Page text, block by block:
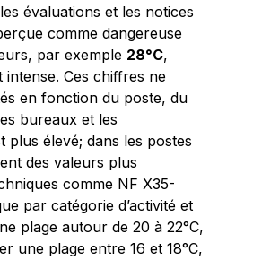
évaluations et les notices
comme dangereuse
par exemple 28°C,
intense. Ces chiffres ne
en fonction du poste, du
bureaux et les
plus élevé; dans les postes
des valeurs plus
comme NF X35-
par catégorie d’activité et
plage autour de 20 à 22°C,
une plage entre 16 et 18°C,